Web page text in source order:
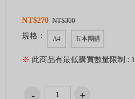
NT$270 NT$300
規格： A4 五本團購
※ 此商品有最低購買數量限制 : 1